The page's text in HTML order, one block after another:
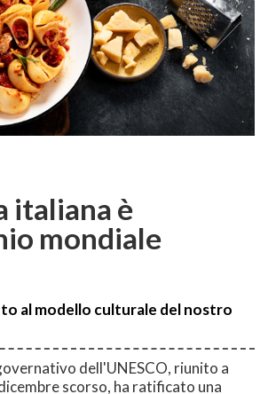
italiana è
mondiale
al modello culturale del nostro
dell'UNESCO, riunito a
scorso, ha ratificato una